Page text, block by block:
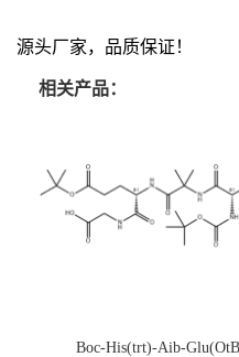
源头厂家，品质保证！
相关产品：
Boc-His(trt)-Aib-